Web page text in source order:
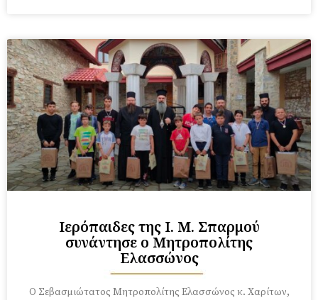
Ιερόπαιδες της Ι. Μ. Σπαρμού
συνάντησε ο Μητροπολίτης
Ελασσώνος
Ο Σεβασμιώτατος Μητροπολίτης Ελασσώνος κ. Χαρίτων,